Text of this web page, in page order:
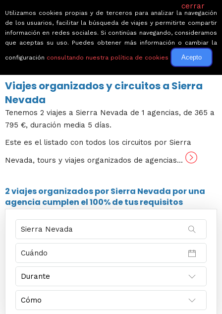
← Volver a Circuitos por España
Viajes organizados y circuitos a Sierra
Nevada
Tenemos 2 viajes a Sierra Nevada de 1 agencias, de 365 a
795 €, duración media 5 días.
Este es el listado con todos los circuitos por Sierra
Nevada, tours y viajes organizados de agencias...
2 viajesorganizados por Sierra Nevada por una
agencia cumplen el 100% de tus requisitos
cerrar
Utilizamos cookies propias y de terceros para analizar la navegación
de los usuarios, facilitar la búsqueda de viajes y permitirte compartir
información en redes sociales. Si continúas navegando, consideramos
que aceptas su uso. Puedes obtener más información o cambiar la
configuración consultando nuestra política de cookies Acepto